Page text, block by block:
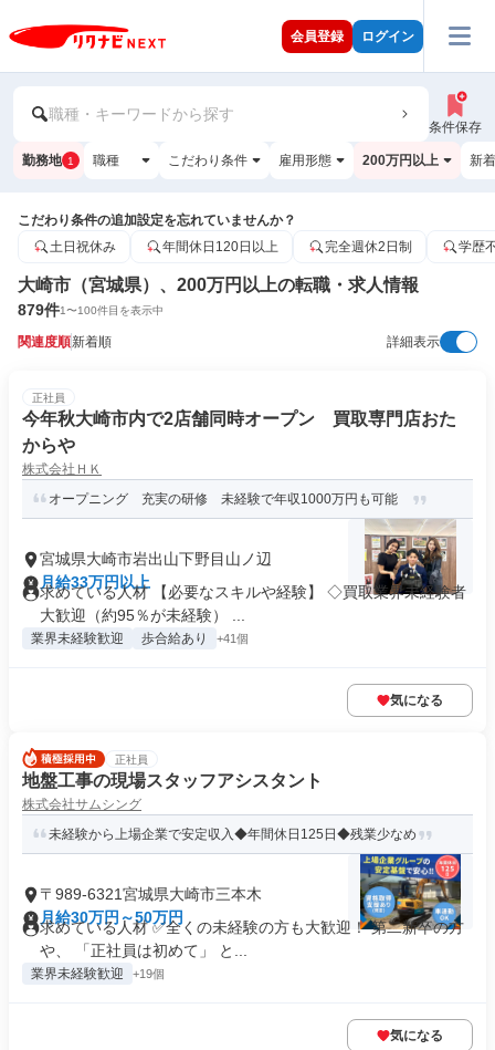
会員登録 ログイン
職種・キーワードから探す
条件保存
勤務地 1 職種 こだわり条件 雇用形態 200万円以上 新
こだわり条件の追加設定を忘れていませんか？
土日祝休み
年間休日120日以上 完全週休2日制 学歴
大崎市（宮城県）、200万円以上の転職・求人情報
879件1〜100件目を表示中
関連度順新着順 詳細表示
正社員
今年秋大崎市内で2店舗同時オープン 買取専門店おた
からや
株式会社ＨＫ
オープニング 充実の研修 未経験で年収1000万円も可能
宮城県大崎市岩出山下野目山ノ辺
月給33万円以上
求めている人材 【必要なスキルや経験】 ◇買取業界未経験者
大歓迎（約95％が未経験） ...
業界未経験歓迎 歩合給あり +41個
気になる
正社員
地盤工事の現場スタッフアシスタント
株式会社サムシング
未経験から上場企業で安定収入◆年間休日125日◆残業少なめ
〒989-6321宮城県大崎市三本木
月給30万円～50万円
求めている人材 ✅全くの未経験の方も大歓迎！ 第二新卒の方
や、 「正社員は初めて」 と...
業界未経験歓迎 +19個
気になる